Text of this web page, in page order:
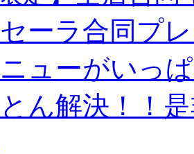
ーラ合同プ
ューがいっ
ん解決！！